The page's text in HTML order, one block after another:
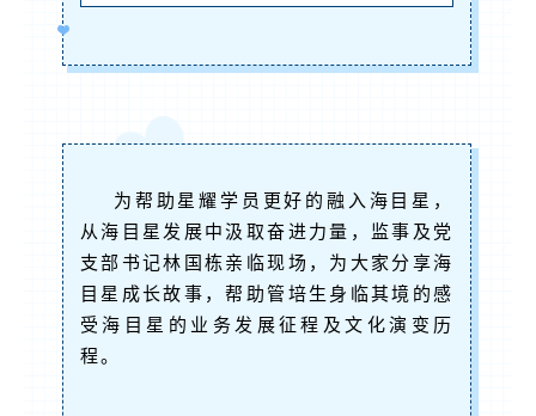
为帮助星耀学员更好的融入海目星，
从海目星发展中汲取奋进力量，监事及党
支部书记林国栋亲临现场，为大家分享海
目星成长故事，帮助管培生身临其境的感
受海目星的业务发展征程及文化演变历
程。